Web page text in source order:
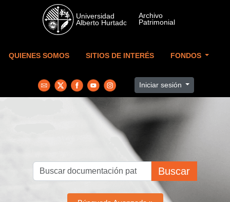
Skip to main content
QUIENES SOMOS SITIOS DE INTERÉS FONDOS
Iniciar sesión
Buscar